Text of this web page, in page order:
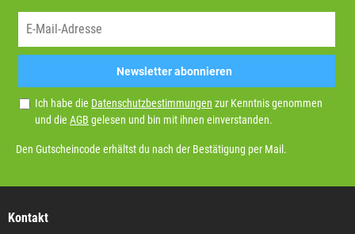
Newsletter abonnieren
Ich habe die Datenschutzbestimmungen zur Kenntnis genommen
und die AGB gelesen und bin mit ihnen einverstanden.
Den Gutscheincode erhältst du nach der Bestätigung per Mail.
Kontakt